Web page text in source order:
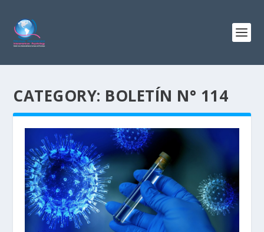
CATEGORY: BOLETÍN N° 114